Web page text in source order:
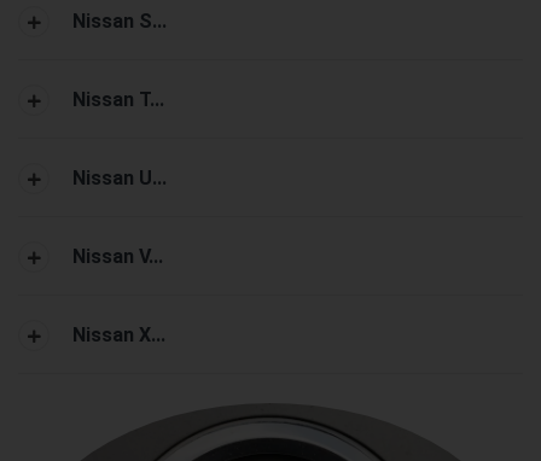
Nissan S...
Nissan T...
Nissan U...
Nissan V...
Nissan X...